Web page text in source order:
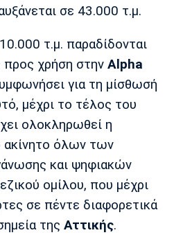
σε 43.000 τ.μ.
τ.μ. παραδίδονται
προς χρήση στην Alpha
για τη μίσθωσή
μέχρι το τέλος του
ολοκληρωθεί η
ακίνητο όλων των
και ψηφιακών
ομίλου, που μέχρι
σε πέντε διαφορετικά
της Αττικής.